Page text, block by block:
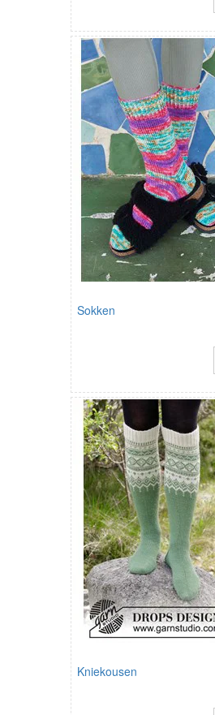
Sokken
Kniekousen